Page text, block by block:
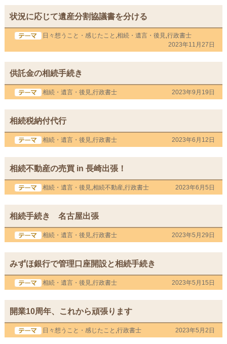
状況に応じて遺産分割協議書を分ける
日々想うこと・感じたこと ,相続・遺言・後見,行政書士
2023年11月27日
供託金の相続手続き
相続・遺言・後見,行政書士 2023年9月19日
相続税納付代行
相続・遺言・後見,行政書士 2023年6月12日
相続不動産の売買 in 長崎出張！
相続・遺言・後見,相続不動産,行政書士 2023年6月5日
相続手続き 名古屋出張
相続・遺言・後見,行政書士 2023年5月29日
みずほ銀行で管理口座開設と相続手続き
相続・遺言・後見,行政書士 2023年5月15日
開業10周年、これから頑張ります
日々想うこと・感じたこと ,行政書士 2023年5月2日